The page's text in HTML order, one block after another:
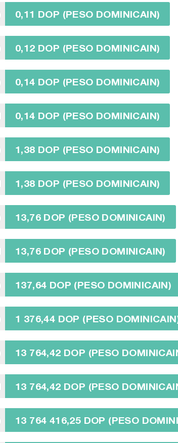
0,11 DOP (PESO DOMINICAIN)
0,12 DOP (PESO DOMINICAIN)
0,14 DOP (PESO DOMINICAIN)
0,14 DOP (PESO DOMINICAIN)
1,38 DOP (PESO DOMINICAIN)
1,38 DOP (PESO DOMINICAIN)
13,76 DOP (PESO DOMINICAIN)
13,76 DOP (PESO DOMINICAIN)
137,64 DOP (PESO DOMINICAIN)
1 376,44 DOP (PESO
13 764,42 DOP (PESO
13 764,42 DOP (PESO
13 764 416,25 DOP (PESO